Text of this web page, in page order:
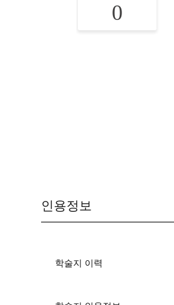
0
인용정보
학술지 이력